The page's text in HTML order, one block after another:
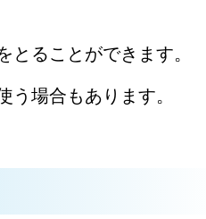
ることができます。
場合もあります。